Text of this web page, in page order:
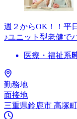
週２からOK！！平
♪ユニット型老健で
医療・福祉系
勤務地
面接地
三重県鈴鹿市 高塚